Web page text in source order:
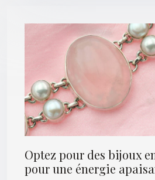
Optez pour des bijoux
pour une énergie